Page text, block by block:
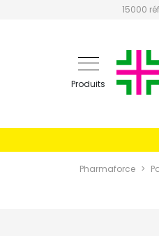
15000
Produits
Pharmaforce